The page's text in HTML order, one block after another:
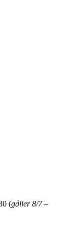
(gäller 8/7 –